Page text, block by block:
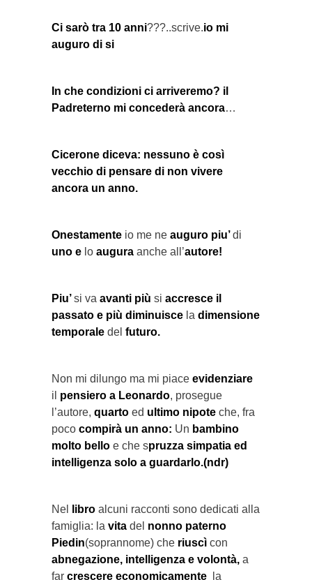
Ci sarò tra 10 anni???..scrive.io mi
auguro di si
In che condizioni ci arriveremo? il
Padreterno mi concederà ancora…
Cicerone diceva: nessuno è così
vecchio di pensare di non vivere
ancora un anno.
Onestamente io me ne auguro piu’di
uno e lo augura anche all’autore!
Piu’si va avanti più si accresce il
passato e più diminuisce la dimensione
temporale del futuro.
Non mi dilungo ma mi piace evidenziare
il pensiero a Leonardo, prosegue
l’autore, quarto ed ultimo nipote che, fra
poco compirà un anno: Un bambino
molto bello e che spruzza simpatia ed
intelligenza solo a guardarlo.(ndr)
Nel libro alcuni racconti sono dedicati alla
famiglia: la vita del nonno paterno
Piedin(soprannome) che riuscì con
abnegazione, intelligenza e volontà, a
far crescere economicamente
la